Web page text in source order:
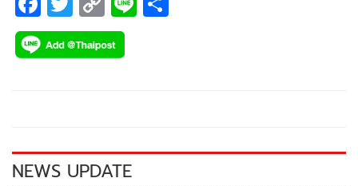
ac
e
k
wi
tt
o
p
k
NEWS UPDATE